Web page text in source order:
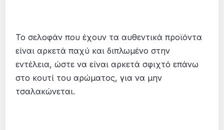
Το σελοφάν που έχουν τα αυθεντικά προϊόντα
είναι αρκετά παχύ και διπλωμένο στην
εντέλεια, ώστε να είναι αρκετά σφιχτό επάνω
στο κουτί του αρώματος, για να μην
τσαλακώνεται.